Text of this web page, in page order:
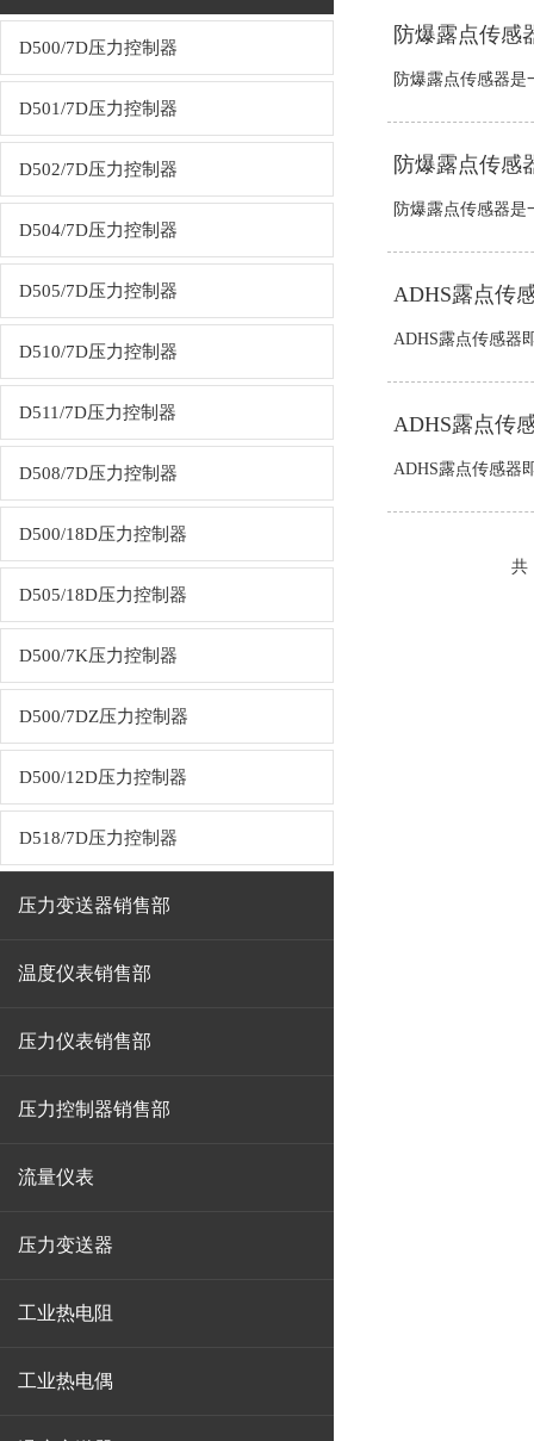
D500/7D压力控制器
D501/7D压力控制器
D502/7D压力控制器
D504/7D压力控制器
D505/7D压力控制器
D510/7D压力控制器
D511/7D压力控制器
D508/7D压力控制器
D500/18D压力控制器
D505/18D压力控制器
D500/7K压力控制器
D500/7DZ压力控制器
D500/12D压力控制器
D518/7D压力控制器
压力变送器销售部
温度仪表销售部
压力仪表销售部
压力控制器销售部
流量仪表
压力变送器
工业热电阻
工业热电偶
防爆露点传感
防爆露点传感器
防爆露点传感
防爆露点传感器
ADHS露点传
ADHS露点传感器
ADHS露点传
ADHS露点传感器
共